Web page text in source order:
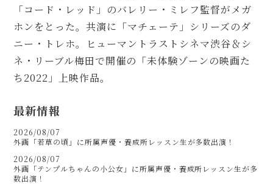
「コード・レッド」のバレリー・ミレフ監督がメガ
ホンをとった。共演に「マチェーテ」シリーズのダ
ニー・トレホ。ヒューマントラストシネマ渋谷＆シ
ネ・リーブル梅田で開催の「未体験ゾーンの映画た
ち2022」上映作品。
最新情報
2026/08/07
外画「若草の頃」に所属声優・養成所レッスン生が多数出演！
2026/08/07
外画「テンプルちゃんの小公女」に所属声優・養成所レッスン生が多
数出演！